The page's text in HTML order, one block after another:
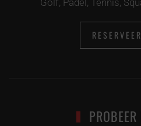
Golf, Padel, Tennis,
RESERVEER